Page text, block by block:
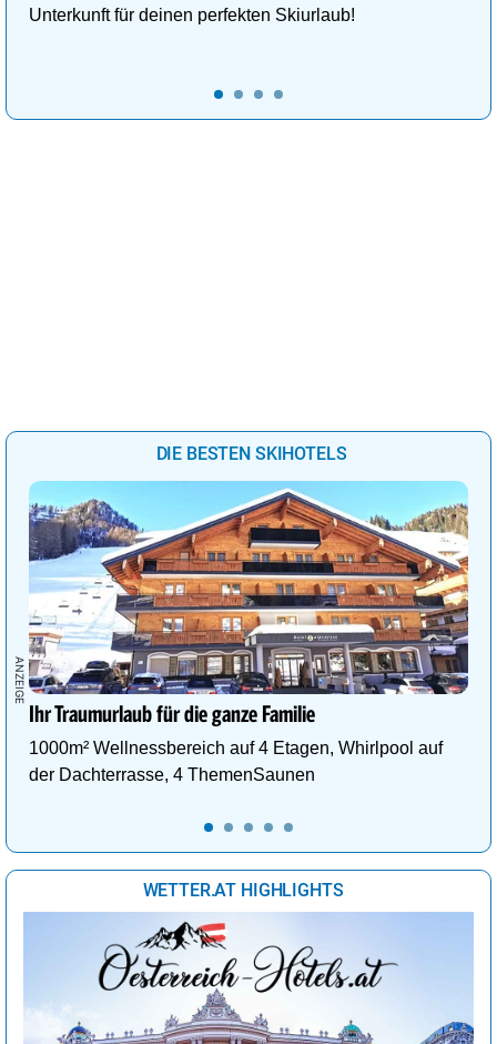
Unterkunft für deinen perfekten Skiurlaub!
DIE BESTEN SKIHOTELS
Ihr Traumurlaub für die ganze Familie
1000m² Wellnessbereich auf 4 Etagen, Whirlpool auf
der Dachterrasse, 4 ThemenSaunen
WETTER.AT HIGHLIGHTS